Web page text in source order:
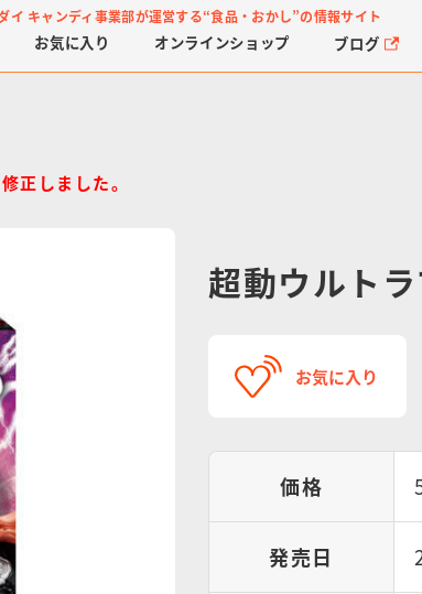
イ キャンディ事業部が運営する“食品・おかし”の情報サイト
R.E.D.・ス
隊シリーズ
プリキュアシリーズ ガ
チョコサプ
に
お気に入り オンラインショップ ブログ
しました。
超動ウルト
お気に入り
価格
発売日